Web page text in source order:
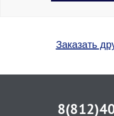
Заказать